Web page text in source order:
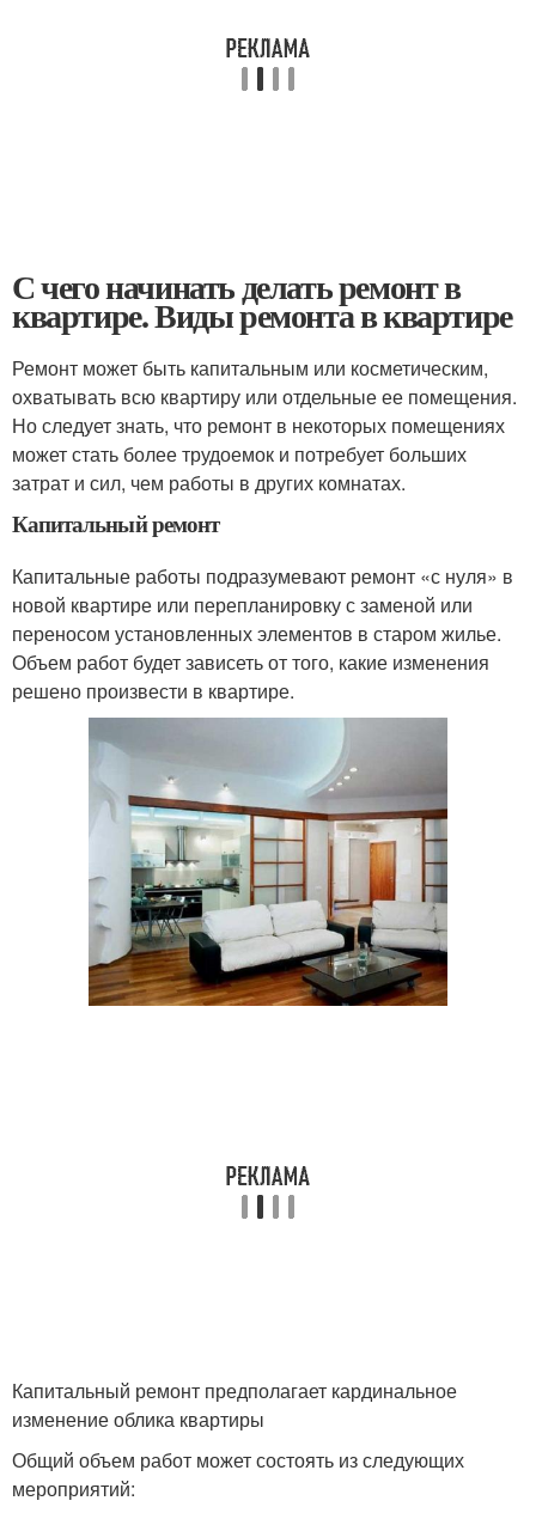
С чего начинать делать ремонт в
квартире. Виды ремонта в квартире
Ремонт может быть капитальным или косметическим,
охватывать всю квартиру или отдельные ее помещения.
Но следует знать, что ремонт в некоторых помещениях
может стать более трудоемок и потребует больших
затрат и сил, чем работы в других комнатах.
Капитальный ремонт
Капитальные работы подразумевают ремонт «с нуля» в
новой квартире или перепланировку с заменой или
переносом установленных элементов в старом жилье.
Объем работ будет зависеть от того, какие изменения
решено произвести в квартире.
Капитальный ремонт предполагает кардинальное
изменение облика квартиры
Общий объем работ может состоять из следующих
мероприятий: